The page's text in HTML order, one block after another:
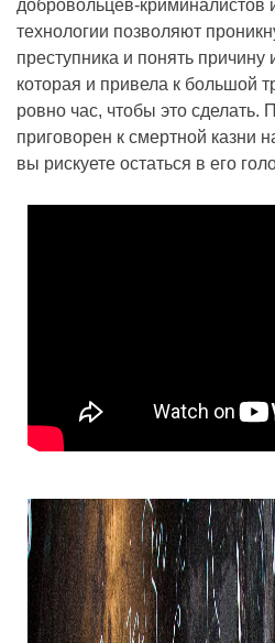
добровольцев-криминалистов
технологии позволяют
преступника и понять причину
которая и привела к большой
ровно час, чтобы это сделать.
приговорен к смертной казни
вы рискуете остаться в его